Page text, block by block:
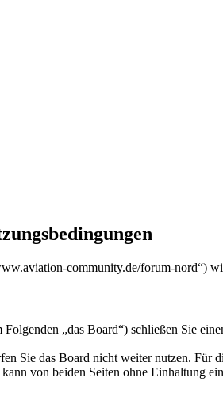
community.de/forum-nord“)
„das Board“) schließen Sie
Sie das Board nicht weiter nutzen.
von beiden Seiten ohne Einhaltung